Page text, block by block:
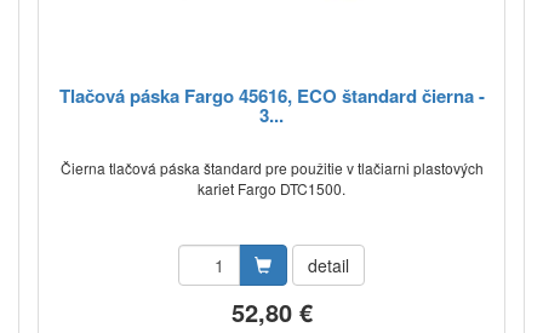
Tlačová páska Fargo 45616, ECO štandard čierna -
3...
Čierna tlačová páska štandard pre použitie v tlačiarni plastových
kariet Fargo DTC1500.
detail
52,80 €